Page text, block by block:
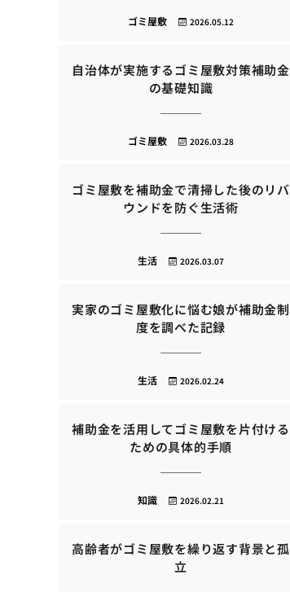
2026.05.12
ゴミ屋敷
自治体が実施するゴミ屋敷対策補助金
の基礎知識
2026.03.28
ゴミ屋敷
ゴミ屋敷を補助金で清掃した後のリバ
ウンドを防ぐ生活術
2026.03.07
生活
実家のゴミ屋敷化に悩む娘が補助金制
度を調べた記録
2026.02.24
生活
補助金を活用してゴミ屋敷を片付ける
ための具体的手順
2026.02.21
知識
高齢者がゴミ屋敷を繰り返す背景と孤
立